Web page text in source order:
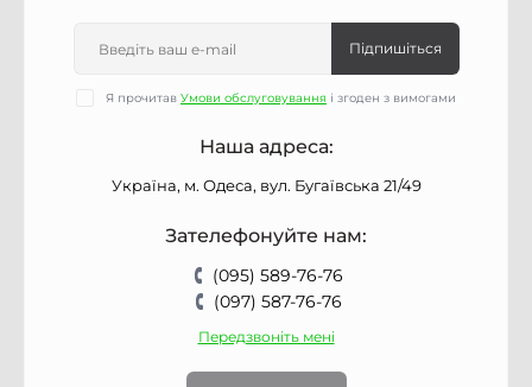
Підпишіться
Я прочитав Умови обслуговування і згоден з вимогами
Наша адреса:
Україна, м. Одеса, вул. Бугаївська 21/49
Зателефонуйте нам:
(095) 589-76-76
(097) 587-76-76
Передзвоніть мені